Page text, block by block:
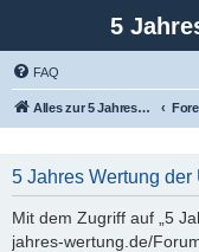
5
FAQ
Alles zur 5 Jahreswertung / Tabelle der UEFA mit vielen Statistiken.
5 Jahres Wertung der
Mit dem Zugriff auf „5
jahres-wertung.de/